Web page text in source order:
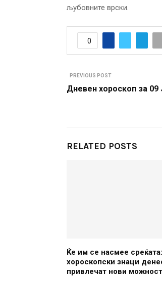
љубовните врски.
0
PREVIOUS POST
Дневен хороскоп за 09
RELATED POSTS
Ќе им се насмее
хороскопски знаци
привлечат нови